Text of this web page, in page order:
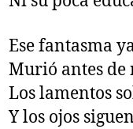
Ese fantasma
Murió antes de
Los lamentos
Y los ojos